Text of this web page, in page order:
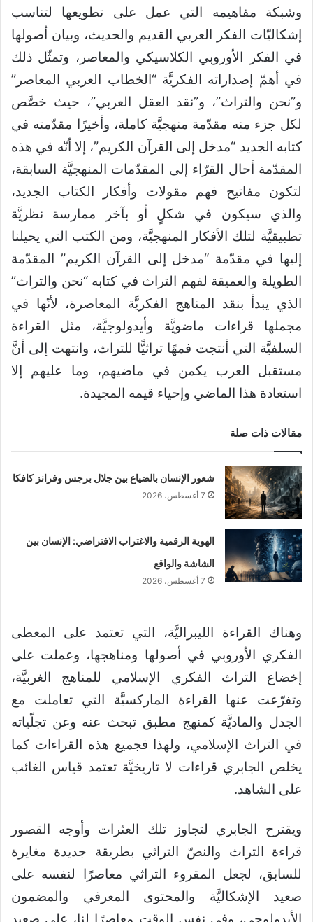
وشبكة مفاهيمه التي عمل على تطويعها لتناسب
إشكاليّات الفكر العربي القديم والحديث، وبيان أصولها
في الفكر الأوروبي الكلاسيكي والمعاصر، وتمثّل ذلك
في أهمّ إصداراته الفكريَّة “الخطاب العربي المعاصر”
و”نحن والتراث”، و”نقد العقل العربي”، حيث خصَّص
لكل جزء منه مقدّمة منهجيَّة كاملة، وأخيرًا مقدّمته في
كتابه الجديد “مدخل إلى القرآن الكريم”، إلا أنّه في هذه
المقدّمة أحال القرّاء إلى المقدّمات المنهجيَّة السابقة،
لتكون مفاتيح فهم مقولات وأفكار الكتاب الجديد،
والذي سيكون في شكلٍ أو بآخر ممارسة نظريَّة
تطبيقيَّة لتلك الأفكار المنهجيَّة، ومن الكتب التي يحيلنا
إليها في مقدّمة “مدخل إلى القرآن الكريم” المقدّمة
الطويلة والعميقة لفهم التراث في كتابه “نحن والتراث”
الذي يبدأ بنقد المناهج الفكريَّة المعاصرة، لأنّها في
مجملها قراءات ماضويَّة وأيدولوجيَّة، مثل القراءة
السلفيَّة التي أنتجت فمهًا تراثيًّا للتراث، وانتهت إلى أنَّ
مستقبل العرب يكمن في ماضيهم، وما عليهم إلا
استعادة هذا الماضي وإحياء قيمه المجيدة.
مقالات ذات صلة
شعور الإنسان بالضياع بين جلال برجس وفرانز كافكا
7 أغسطس، 2026
الهوية الرقمية والاغتراب الافتراضي: الإنسان بين
الشاشة والواقع
7 أغسطس، 2026
وهناك القراءة الليبراليَّة، التي تعتمد على المعطى
الفكري الأوروبي في أصولها ومناهجها، وعملت على
إخضاع التراث الفكري الإسلامي للمناهج الغربيَّة،
وتفرّعت عنها القراءة الماركسيَّة التي تعاملت مع
الجدل والماديَّة كمنهج مطبق تبحث عنه وعن تجلّياته
في التراث الإسلامي، ولهذا فجميع هذه القراءات كما
يخلص الجابري قراءات لا تاريخيَّة تعتمد قياس الغائب
على الشاهد.
ويقترح الجابري لتجاوز تلك العثرات وأوجه القصور
قراءة التراث والنصّ التراثي بطريقة جديدة مغايرة
للسابق، لجعل المقروء التراثي معاصرًا لنفسه على
صعيد الإشكاليَّة والمحتوى المعرفي والمضمون